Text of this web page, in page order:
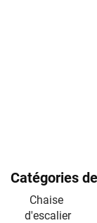
Catégories
Chaise
d'escalier